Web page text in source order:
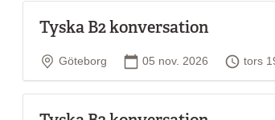
Tyska B2 konversation
Plats
Göteborg Startdatum
05 nov. 2026 Tid
tors